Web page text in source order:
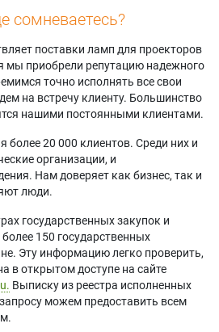
сомневаетесь?
поставки ламп для проекторов
мы приобрели репутацию надежного
точно исполнять все свои
на встречу клиенту. Большинство
нашими постоянными клиентами.
20 000 клиентов. Среди них и
организации, и
Нам доверяет как бизнес, так и
люди.
государственных закупок и
150 государственных
Эту информацию легко проверить,
в открытом доступе на сайте
Выписку из реестра исполненных
можем предоставить всем